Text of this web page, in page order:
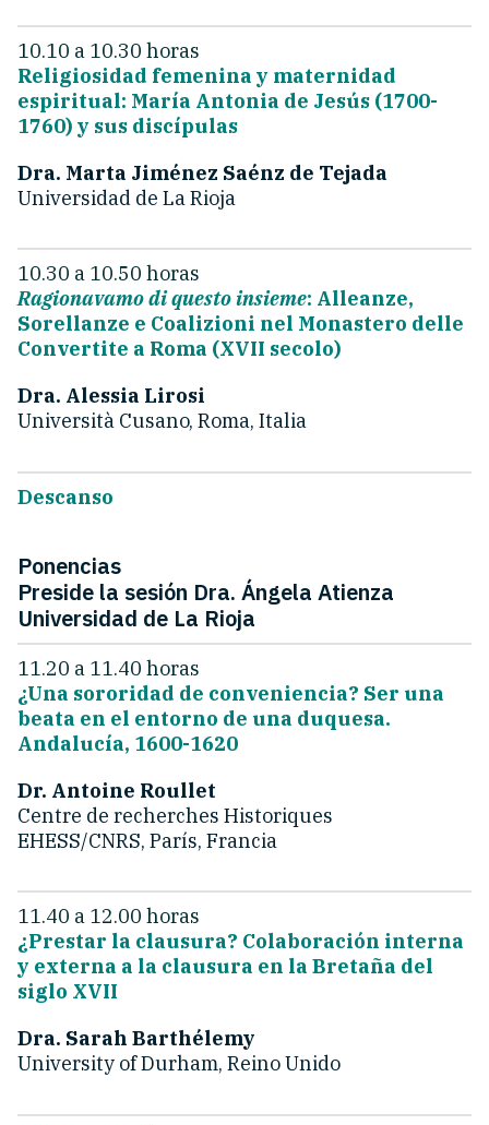
10.10 a 10.30 horas
Religiosidad femenina y maternidad
espiritual: María Antonia de Jesús (1700-
1760) y sus discípulas
Dra. Marta Jiménez Saénz de Tejada
Universidad de La Rioja
10.30 a 10.50 horas
Ragionavamo di questo insieme: Alleanze,
Sorellanze e Coalizioni nel Monastero delle
Convertite a Roma (XVII secolo)
Dra. Alessia Lirosi
Università Cusano, Roma, Italia
Descanso
Ponencias
Preside la sesión Dra. Ángela Atienza
Universidad de La Rioja
11.20 a 11.40 horas
¿Una sororidad de conveniencia? Ser una
beata en el entorno de una duquesa.
Andalucía, 1600-1620
Dr. Antoine Roullet
Centre de recherches Historiques
EHESS/CNRS, París, Francia
11.40 a 12.00 horas
¿Prestar la clausura? Colaboración interna
y externa a la clausura en la Bretaña del
siglo XVII
Dra. Sarah Barthélemy
University of Durham, Reino Unido